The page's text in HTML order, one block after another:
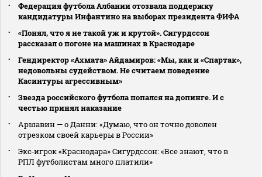
Федерация футбола Албании отозвала поддержку
кандидатуры Инфантино на выборах президента ФИФА
«Понял, что я не такой уж и крутой». Сигурдссон
рассказал о погоне на машинах в Краснодаре
Гендиректор «Ахмата» Айдамиров: «Мы, как и «Спартак»,
недовольны судейством. Не считаем поведение
Касинтуры агрессивным»
Звезда российского футбола попался на допинге. И с
честью принял наказание
Аршавин — о Данни: «Думаю, что он точно доволен
отрезком своей карьеры в России»
Экс‑игрок «Краснодара» Сигурдссон: «Все знают, что в
РПЛ футболистам много платили»